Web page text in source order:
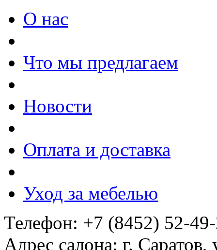
О нас
Что мы предлагаем
Новости
Оплата и доставка
Уход за мебелью
Телефон: +7 (8452) 52-
Адрес салона: г. Саратов,